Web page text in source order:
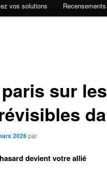
vos solutions Recensements
sur
2026par
devient votre allié